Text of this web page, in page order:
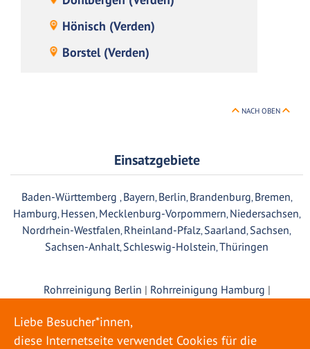
Hönisch (Verden)
Borstel (Verden)
NACH OBEN
Einsatzgebiete
Baden-Württemberg ,Bayern,Berlin,Brandenburg,Bremen,
Hamburg,Hessen,Mecklenburg-Vorpommern,Niedersachsen,
Nordrhein-Westfalen,Rheinland-Pfalz,Saarland,Sachsen,
Sachsen-Anhalt,Schleswig-Holstein,Thüringen
Rohrreinigung Berlin | Rohrreinigung Hamburg |
Frankfurt|Rohrreinigung Stuttgart
Düsseldorf | Rohrreinigung Dortmund |Rohrreinigung Essen
Liebe Besucher*innen,
diese Internetseite verwendet Cookies für die